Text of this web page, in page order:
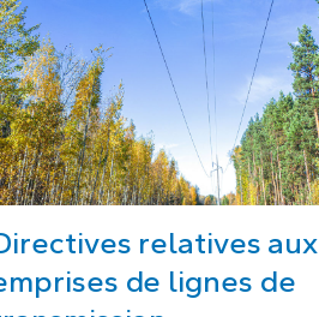
relatives aux
de lignes de